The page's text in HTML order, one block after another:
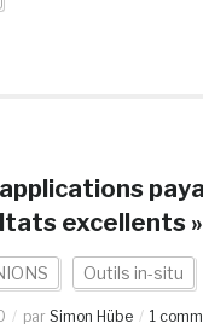
excellents »
Outils in-situ
par Simon Hübe 1